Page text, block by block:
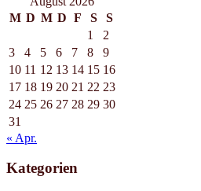
M D M D F S
S
1
2
3
4 5 6 7 8
9
10 11 12 13 14 15 16
17 18 19 20 21 22 23
24 25 26 27 28 29 30
31
« Apr.
Kategorien